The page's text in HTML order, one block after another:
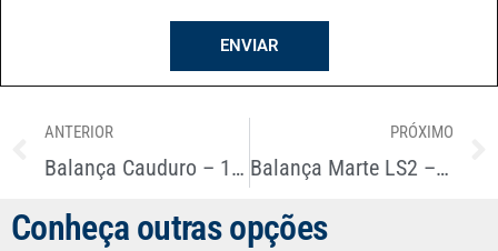
ENVIAR
ANTERIOR
Balança Cauduro – 199ES – 300kg X 200g
PRÓXIMO
Balança Marte LS2 – 2010g x 0,5g
Conheça outras opções